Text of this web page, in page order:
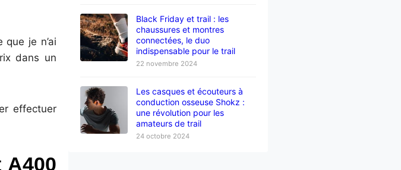
je n’ai
dans un
effectuer
A400
Black Friday et trail : les
chaussures et montres
connectées, le duo
indispensable pour le trail
22 novembre 2024
Les casques et écouteurs à
conduction osseuse Shokz :
une révolution pour les
amateurs de trail
24 octobre 2024